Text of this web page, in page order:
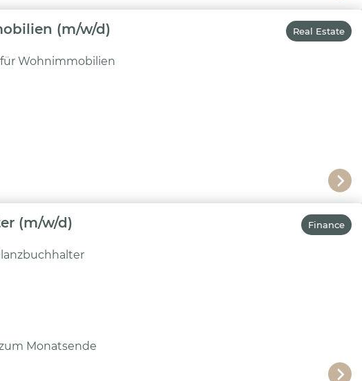
(m/w/d) Real Estate
Wohnimmobilien
(m/w/d) Finance
Monatsende